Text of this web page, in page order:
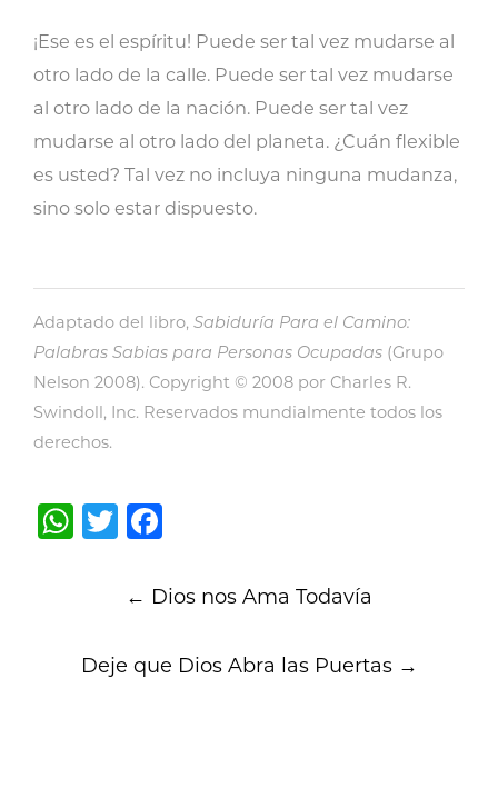
¡Ese es el espíritu! Puede ser tal vez mudarse al
otro lado de la calle. Puede ser tal vez mudarse
al otro lado de la nación. Puede ser tal vez
mudarse al otro lado del planeta. ¿Cuán flexible
es usted? Tal vez no incluya ninguna mudanza,
sino solo estar dispuesto.
Adaptado del libro, Sabiduría Para el Camino:
Palabras Sabias para Personas Ocupadas (Grupo
Nelson 2008). Copyright © 2008 por Charles R.
Swindoll, Inc. Reservados mundialmente todos los
derechos.
WhatsApp
Twitter
navigation
← Dios nos Ama Todavía
Deje que Dios Abra las Puertas →